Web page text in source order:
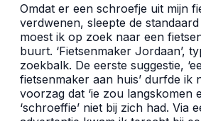
Omdat er een schroefje uit mijn
verdwenen, sleepte de
moest ik op zoek naar een
buurt. ‘Fietsenmaker Jordaan’,
zoekbalk. De eerste suggestie,
fietsenmaker aan huis’ durfde ik
voorzag dat ‘ie zou langskomen
‘schroeffie’ niet bij zich had. Via